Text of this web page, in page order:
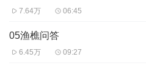
7.64万 06:45
05渔樵问答
6.45万 09:27